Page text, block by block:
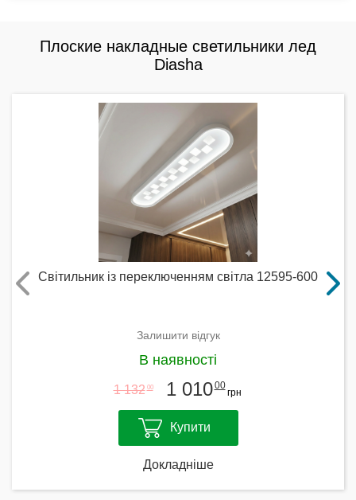
Плоские накладные светильники лед
Diasha
Світильник із переключенням світла 12595-600
Залишити відгук
В наявності
1 132 00 1 01000
грн
Купити
Докладніше